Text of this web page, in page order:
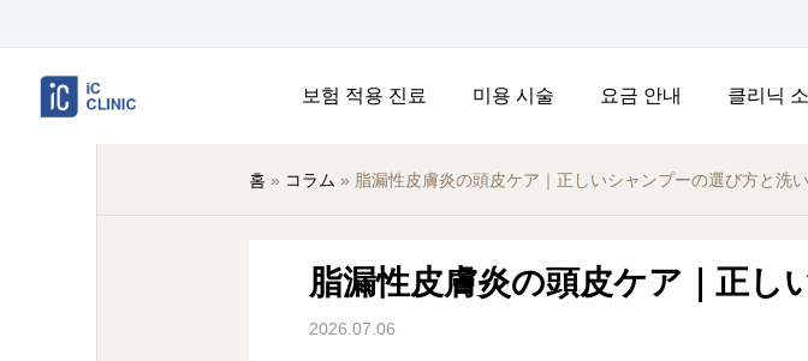
보험 적용 진료 미용 시술 요금 안내 클리닉
홈 » コラム » 脂漏性皮膚炎の頭皮ケア｜正しいシャンプーの選び方と洗
脂漏性皮膚炎の頭皮ケア｜正し
2026.07.06